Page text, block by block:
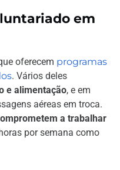
em
oferecem programas
. Vários deles
e alimentação, e em
aéreas em troca.
a trabalhar
por semana como